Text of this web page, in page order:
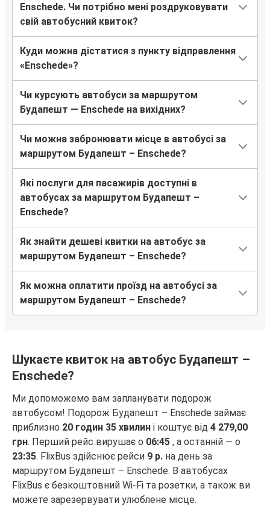
Enschede. Чи потрібно мені роздруковувати
свій автобусний квиток?
Куди можна дістатися з пункту відправлення
«Enschede»?
Чи курсують автобуси за маршрутом
Будапешт — Enschede на вихідних?
Чи можна забронювати місце в автобусі за
маршрутом Будапешт – Enschede?
Які послуги для пасажирів доступні в
автобусах за маршрутом Будапешт –
Enschede?
Як знайти дешеві квитки на автобус за
маршрутом Будапешт – Enschede?
Як можна оплатити проїзд на автобусі за
маршрутом Будапешт – Enschede?
Шукаєте квиток на автобус Будапешт –
Enschede?
Ми допоможемо вам запланувати подорож
автобусом! Подорож Будапешт – Enschede займає
приблизно 20 годин 35 хвилин і коштує від 4 279,00
грн. Перший рейс вирушає о 06:45 , а останній — о
23:35. FlixBus здійснює рейси 9 р. на день за
маршрутом Будапешт – Enschede. В автобусах
FlixBus є безкоштовний Wi-Fi та розетки, а також ви
можете зарезервувати улюблене місце.